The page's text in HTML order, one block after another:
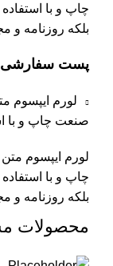
چاپ و با
بلکه روزنامه و
پست سفارشی
لورم ایپسوم
صنعت چاپ و با
لورم ایپسوم
چاپ و با
بلکه روزنامه و
محصولات